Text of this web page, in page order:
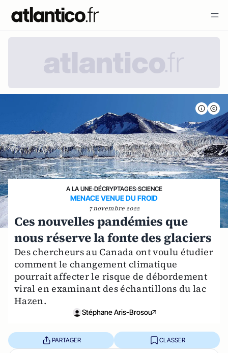
A LA UNE›DÉCRYPTAGES›SCIENCE
MENACE VENUE DU FROID
7 novembre 2022
Ces nouvelles pandémies que
nous réserve la fonte des glaciers
Des chercheurs au Canada ont voulu étudier
comment le changement climatique
pourrait affecter le risque de débordement
viral en examinant des échantillons du lac
Hazen.
Stéphane Aris-Brosou
PARTAGER CLASSER